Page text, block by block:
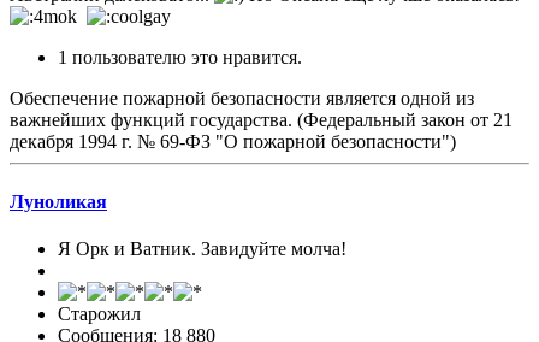
1 пользователю это нравится.
Обеспечение пожарной безопасности является одной из
важнейших функций государства. (Федеральный закон от 21
декабря 1994 г. № 69-ФЗ "О пожарной безопасности")
Луноликая
Я Орк и Ватник. Завидуйте молча!
Старожил
Сообщения: 18 880